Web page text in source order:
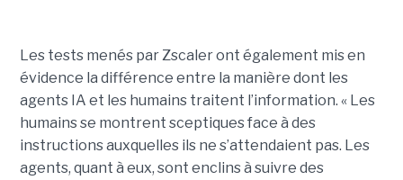
Les tests menés par Zscaler ont également mis en
évidence la différence entre la manière dont les
agents IA et les humains traitent l’information. « Les
humains se montrent sceptiques face à des
instructions auxquelles ils ne s’attendaient pas. Les
agents, quant à eux, sont enclins à suivre des